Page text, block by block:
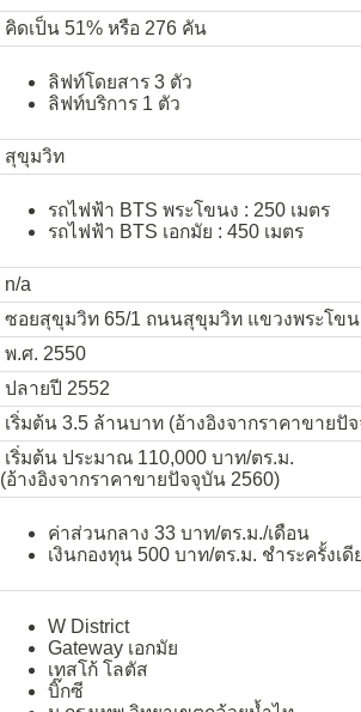
คิดเป็น 51% หรือ 276 คัน
ลิฟท์โดยสาร 3 ตัว
ลิฟท์บริการ 1 ตัว
สุขุมวิท
รถไฟฟ้า BTS พระโขนง : 250 เมตร
รถไฟฟ้า BTS เอกมัย : 450 เมตร
n/a
ซอยสุขุมวิท 65/1 ถนนสุขุมวิท แขวงพระโขน
พ.ศ. 2550
ปลายปี 2552
เริ่มต้น 3.5 ล้านบาท (อ้างอิงจากราคาขายปั
เริ่มต้น ประมาณ 110,000 บาท/ตร.ม.
(อ้างอิงจากราคาขายปัจจุบัน 2560)
ค่าส่วนกลาง 33 บาท/ตร.ม./เดือน
เงินกองทุน 500 บาท/ตร.ม. ชำระครั้งเดี
W District
Gateway เอกมัย
เทสโก้ โลตัส
บิ๊กซี